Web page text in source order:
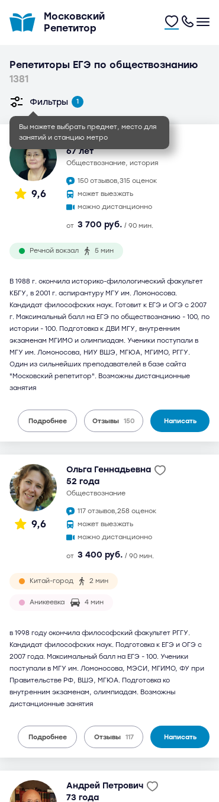
Московский
Репетитор
Репетиторы ЕГЭ по обществознанию
1381
Вы можете выбрать предмет, место для
занятий и станцию метро
Фильтры 1
9,6
Евгения Петровна
67 лет
обществознание, история
150 отзывов,315 оценок
может выезжать
можно дистанционно
от 3 700 руб. / 90 мин.
Речной вокзал 5 мин
В 1988 г. окончила историко-филологический факультет
КБГУ, в 2001 г. аспирантуру МГУ им. Ломоносова.
Кандидат философских наук. Готовит к ЕГЭ и ОГЭ с 2007
г. Максимальный балл на ЕГЭ по обществознанию - 100, по
истории - 100. Подготовка к ДВИ МГУ, внутренним
экзаменам МГИМО и олимпиадам. Ученики поступали в
МГУ им. Ломоносова, НИУ ВШЭ, МГЮА, МГИМО, РГГУ.
Один из сильнейших преподавателей в базе сайта
"Московский репетитор". Возможны дистанционные
занятия
Подробнее Отзывы 150 Написать
9,6
Ольга Геннадьевна
52 года
обществознание
117 отзывов,258 оценок
может выезжать
можно дистанционно
от 3 400 руб. / 90 мин.
Китай-город 2 мин
Аникеевка 4 мин
в 1998 году окончила философский факультет РГГУ.
Кандидат философских наук. Подготовка к ЕГЭ и ОГЭ с
2007 года. Максимальный балл на ЕГЭ - 100. Ученики
поступали в МГУ им. Ломоносова, МЭСИ, МГИМО, ФУ при
Правительстве РФ, ВШЭ, МГЮА. Подготовка ко
внутренним экзаменам, олимпиадам. Возможны
дистанционные занятия
Подробнее Отзывы 117 Написать
Андрей Петрович
73 года